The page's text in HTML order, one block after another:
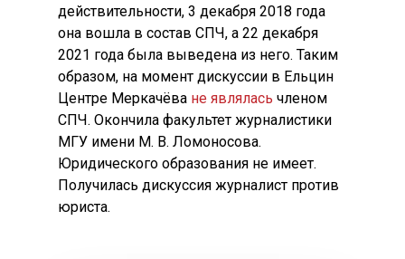
действительности, 3 декабря 2018 года
она вошла в состав СПЧ, а 22 декабря
2021 года была выведена из него. Таким
образом, на момент дискуссии в Ельцин
Центре Меркачёва не являлась членом
СПЧ. Окончила факультет журналистики
МГУ имени М. В. Ломоносова.
Юридического образования не имеет.
Получилась дискуссия журналист против
юриста.